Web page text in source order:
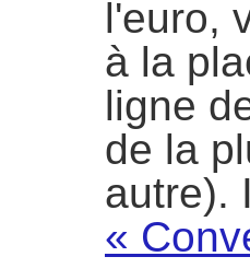
l'euro,
à la
ligne
de la
autre).
«